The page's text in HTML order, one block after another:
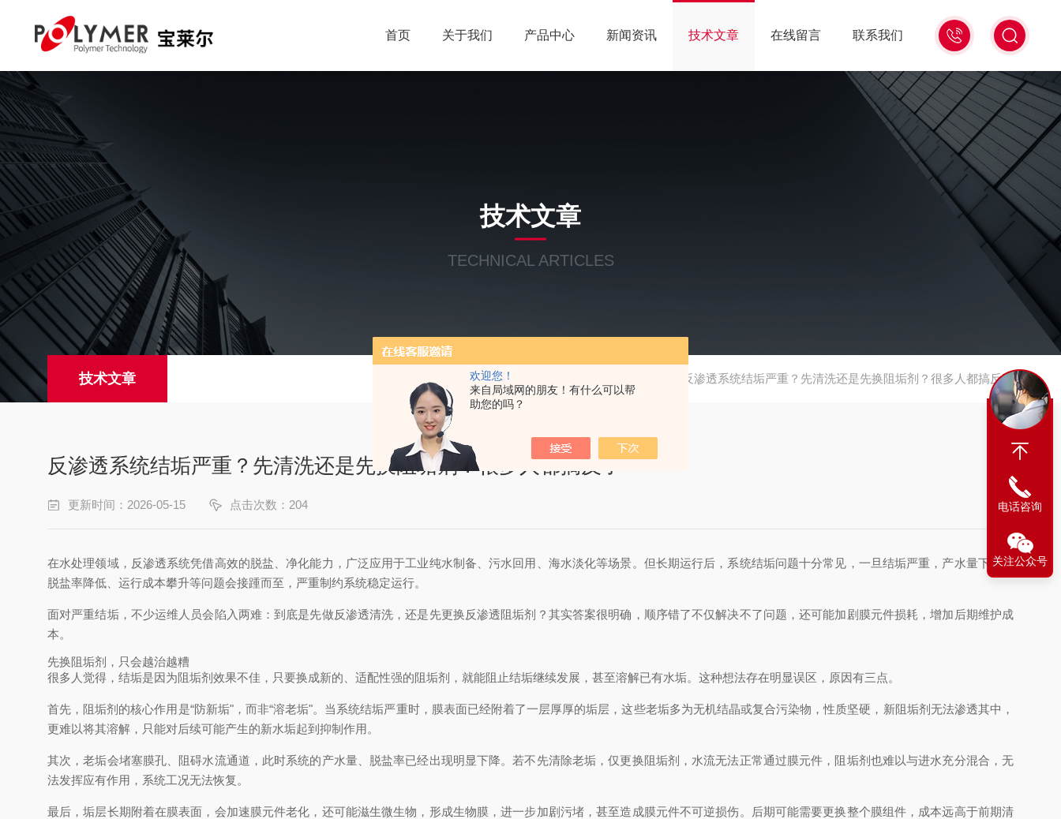
欢迎您！
来自局域网的朋友！有什么可以帮
助您的吗？
010-
84682268
首页 关于我们 产品中心 新闻资讯 技术文章 在线留言 联系我们
技术文章
TECHNICAL ARTICLES
技术文章 当前位置： 反渗透系统结垢严重？先清洗还是先换阻垢剂？很多人都搞反了
反渗透系统结垢严重？先清洗还是先换阻垢剂？很多人都搞反了
更新时间：2026-05-15 点击次数：204
在水处理领域，反渗透系统凭借高效的脱盐、净化能力，广泛应用于工业纯水制备、污水回用、海水淡化等场景。但长期运行后，系统结垢问题十分常见，一旦结垢严重，产水量下降、
脱盐率降低、运行成本攀升等问题会接踵而至，严重制约系统稳定运行。
面对严重结垢，不少运维人员会陷入两难：到底是先做反渗透清洗，还是先更换反渗透阻垢剂？其实答案很明确，顺序错了不仅解决不了问题，还可能加剧膜元件损耗，增加后期维护成
本。
先换阻垢剂，只会越治越糟
很多人觉得，结垢是因为阻垢剂效果不佳，只要换成新的、适配性强的阻垢剂，就能阻止结垢继续发展，甚至溶解已有水垢。这种想法存在明显误区，原因有三点。
首先，阻垢剂的核心作用是“防新垢"，而非“溶老垢"。当系统结垢严重时，膜表面已经附着了一层厚厚的垢层，这些老垢多为无机结晶或复合污染物，性质坚硬，新阻垢剂无法渗透其中，
更难以将其溶解，只能对后续可能产生的新水垢起到抑制作用。
其次，老垢会堵塞膜孔、阻碍水流通道，此时系统的产水量、脱盐率已经出现明显下降。若不先清除老垢，仅更换阻垢剂，水流无法正常通过膜元件，阻垢剂也难以与进水充分混合，无
法发挥应有作用，系统工况无法恢复。
最后，垢层长期附着在膜表面，会加速膜元件老化，还可能滋生微生物，形成生物膜，进一步加剧污堵，甚至造成膜元件不可逆损伤。后期可能需要更换整个膜组件，成本远高于前期清
电话咨询
关注公众号